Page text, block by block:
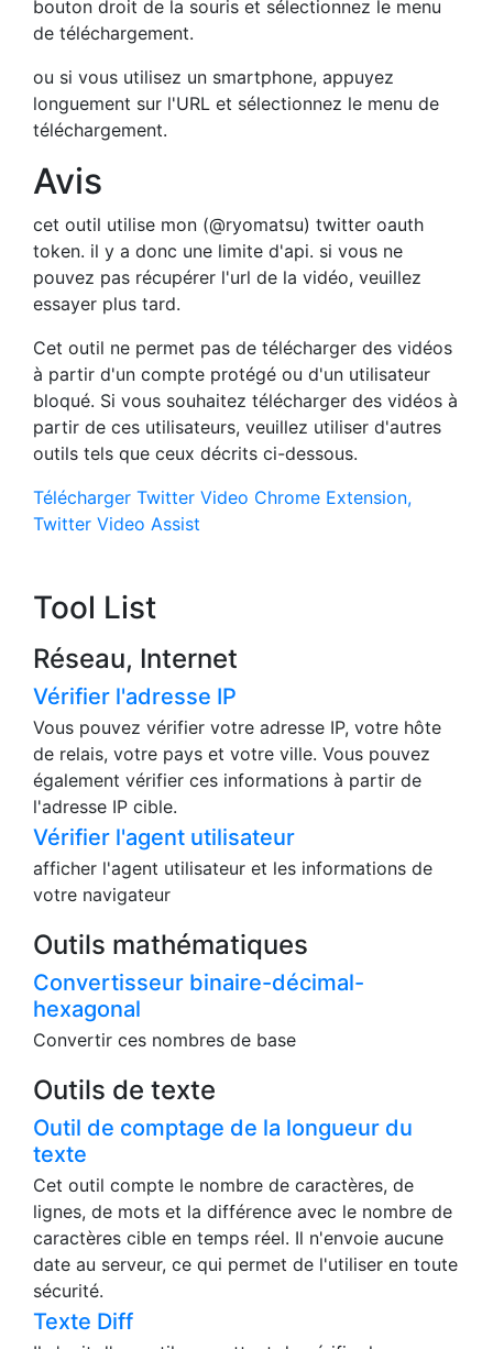
bouton droit de la souris et sélectionnez le menu
de téléchargement.
ou si vous utilisez un smartphone, appuyez
longuement sur l'URL et sélectionnez le menu de
téléchargement.
Avis
cet outil utilise mon (@ryomatsu) twitter oauth
token. il y a donc une limite d'api. si vous ne
pouvez pas récupérer l'url de la vidéo, veuillez
essayer plus tard.
Cet outil ne permet pas de télécharger des vidéos
à partir d'un compte protégé ou d'un utilisateur
bloqué. Si vous souhaitez télécharger des vidéos à
partir de ces utilisateurs, veuillez utiliser d'autres
outils tels que ceux décrits ci-dessous.
Télécharger Twitter Video Chrome Extension,
Twitter Video Assist
Tool List
Réseau, Internet
Vérifier l'adresse IP
Vous pouvez vérifier votre adresse IP, votre hôte
de relais, votre pays et votre ville. Vous pouvez
également vérifier ces informations à partir de
l'adresse IP cible.
Vérifier l'agent utilisateur
afficher l'agent utilisateur et les informations de
votre navigateur
Outils mathématiques
Convertisseur binaire-décimal-
hexagonal
Convertir ces nombres de base
Outils de texte
Outil de comptage de la longueur du
texte
Cet outil compte le nombre de caractères, de
lignes, de mots et la différence avec le nombre de
caractères cible en temps réel. Il n'envoie aucune
date au serveur, ce qui permet de l'utiliser en toute
sécurité.
Texte Diff